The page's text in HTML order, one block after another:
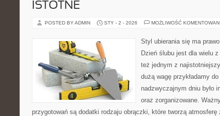
ISTOTNE
POSTED BY ADMIN STY - 2 - 2026 MOŻLIWOŚĆ
Styl ubierania się ma
Dzień ślubu jest dla wielu
też jednym z
dużą wagę przykładamy
nadzwyczajnym dniu było
oraz zorganizowane.
przygotowań są dodatki rodzaju obrączki, które tworzą